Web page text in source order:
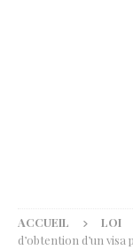
ACCUEIL LOI
d’obtention d’un visa